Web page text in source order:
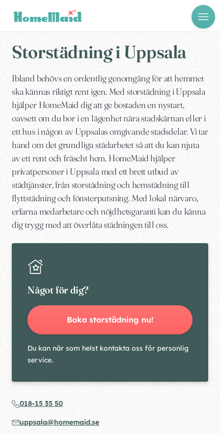
Storstädning i Uppsala
Ibland behövs en ordentlig genomgång för att hemmet
ska kännas riktigt rent igen. Med storstädning i Uppsala
hjälper HomeMaid dig att ge bostaden en nystart,
oavsett om du bor i en lägenhet nära stadskärnan eller i
ett hus i någon av Uppsalas omgivande stadsdelar. Vi tar
hand om det grundliga städarbetet så att du kan njuta
av ett rent och fräscht hem. HomeMaid hjälper
privatpersoner i Uppsala med ett brett utbud av
städtjänster, från storstädning och hemstädning till
flyttstädning och fönsterputsning. Med lokal närvaro,
erfarna medarbetare och nöjdhetsgaranti kan du känna
dig trygg med att överlåta städningen till oss.
Något för dig?
Boka storstädning nu!
Du kan när som helst kontakta oss för personlig
service.
018-15 35 50
uppsala@homemaid.se